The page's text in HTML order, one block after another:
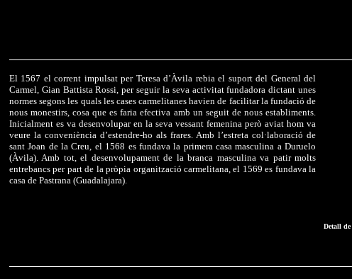
El 1567 el corrent impulsat per Teresa d’Àvila rebia el suport del General del
Carmel, Gian Battista Rossi, per seguir la seva activitat fundadora dictant unes
normes segons les quals les cases carmelitanes havien de facilitar la fundació de
nous monestirs, cosa que es faria efectiva amb un seguit de nous establiments.
Inicialment es va desenvolupar en la seva vessant femenina però aviat hom va
veure la conveniència d’estendre-ho als frares. Amb l’estreta col·laboració de
sant Joan de la Creu, el 1568 es fundava la primera casa masculina a Duruelo
(Àvila). Amb tot, el desenvolupament de la branca masculina va patir molts
entrebancs per part de la pròpia organització carmelitana, el 1569 es fundava la
casa de Pastrana (Guadalajara).
Detall de